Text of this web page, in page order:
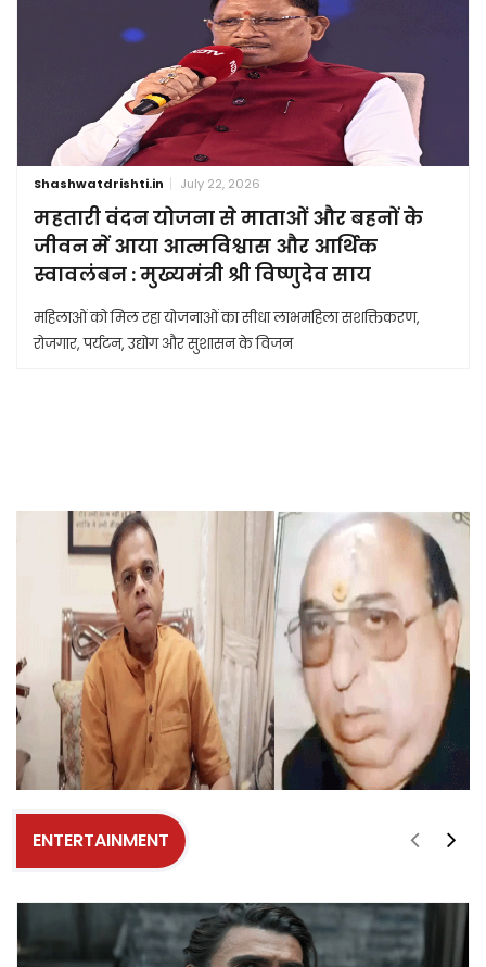
Shashwatdrishti.in July 22, 2026
महतारी वंदन योजना से माताओं और बहनों के
जीवन में आया आत्मविश्वास और आर्थिक
स्वावलंबन : मुख्यमंत्री श्री विष्णुदेव साय
महिलाओं को मिल रहा योजनाओं का सीधा लाभमहिला सशक्तिकरण,
रोजगार, पर्यटन, उद्योग और सुशासन के विजन
ENTERTAINMENT